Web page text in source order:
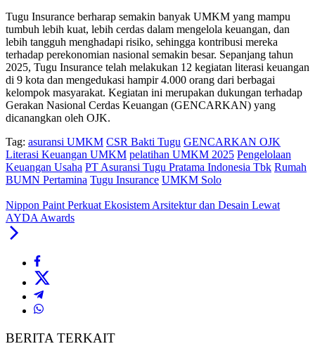
Tugu Insurance berharap semakin banyak UMKM yang mampu
tumbuh lebih kuat, lebih cerdas dalam mengelola keuangan, dan
lebih tangguh menghadapi risiko, sehingga kontribusi mereka
terhadap perekonomian nasional semakin besar. Sepanjang tahun
2025, Tugu Insurance telah melakukan 12 kegiatan literasi keuangan
di 9 kota dan mengedukasi hampir 4.000 orang dari berbagai
kelompok masyarakat. Kegiatan ini merupakan dukungan terhadap
Gerakan Nasional Cerdas Keuangan (GENCARKAN) yang
dicanangkan oleh OJK.
Tag: asuransi UMKM CSR Bakti Tugu GENCARKAN OJK
Literasi Keuangan UMKM pelatihan UMKM 2025 Pengelolaan
Keuangan Usaha PT Asuransi Tugu Pratama Indonesia Tbk Rumah
BUMN Pertamina Tugu Insurance UMKM Solo
Nippon Paint Perkuat Ekosistem Arsitektur dan Desain Lewat
AYDA Awards
BERITA TERKAIT